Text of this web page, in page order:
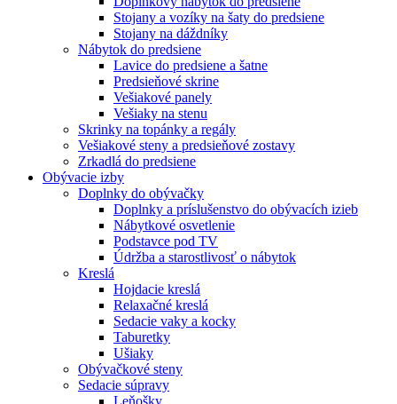
Stojany a vozíky na šaty do predsiene
Stojany na dáždníky
Nábytok do predsiene
Lavice do predsiene a šatne
Predsieňové skrine
Vešiakové panely
Vešiaky na stenu
Skrinky na topánky a regály
Vešiakové steny a predsieňové zostavy
Zrkadlá do predsiene
Obývacie izby
Doplnky do obývačky
Doplnky a príslušenstvo do obývacích izieb
Nábytkové osvetlenie
Podstavce pod TV
Údržba a starostlivosť o nábytok
Kreslá
Hojdacie kreslá
Relaxačné kreslá
Sedacie vaky a kocky
Taburetky
Ušiaky
Obývačkové steny
Sedacie súpravy
Leňošky